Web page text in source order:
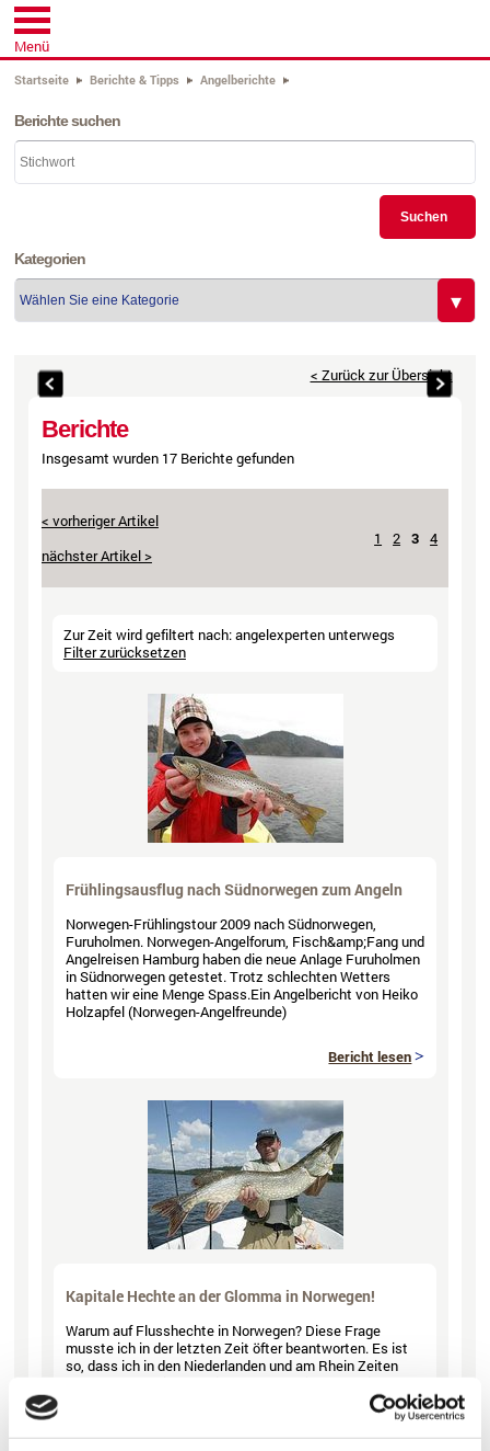
Menü
Startseite Berichte & Tipps Angelberichte
Berichte suchen
Suchen
Kategorien
< Zurück zur Übersicht
Berichte
Insgesamt wurden 17 Berichte gefunden
1 2 3 4
Zur Zeit wird gefiltert nach: angelexperten unterwegs
Filter zurücksetzen
Frühlingsausflug nach Südnorwegen zum Angeln
Norwegen-Frühlingstour 2009 nach Südnorwegen,
Furuholmen. Norwegen-Angelforum, Fisch&amp;Fang und
Angelreisen Hamburg haben die neue Anlage Furuholmen
in Südnorwegen getestet. Trotz schlechten Wetters
hatten wir eine Menge Spass.Ein Angelbericht von Heiko
Holzapfel (Norwegen-Angelfreunde)
Bericht lesen
Kapitale Hechte an der Glomma in Norwegen!
Warum auf Flusshechte in Norwegen? Diese Frage
musste ich in der letzten Zeit öfter beantworten. Es ist
so, dass ich in den Niederlanden und am Rhein Zeiten
Testangler für Angelreisen Hamburg unterwegs sein darf
und ich mich an der Glomma auskenne, werde ich Ihnen
einen kurzen Einblick darüber geben.